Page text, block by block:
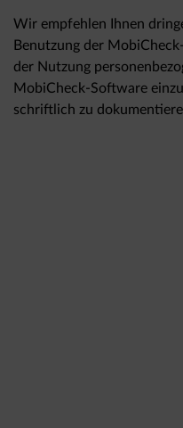
Wir empfehlen Ihnen
Benutzung der
der Nutzung
MobiCheck-Software
schriftlich zu